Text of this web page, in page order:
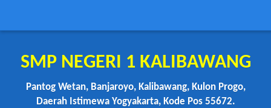
SMP NEGERI 1 KALIBAWANG
Pantog Wetan, Banjaroyo, Kalibawang, Kulon Progo,
Daerah Istimewa Yogyakarta, Kode Pos 55672.